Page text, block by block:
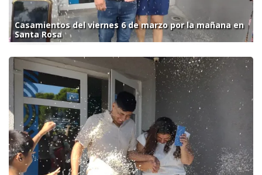
Casamientos del viernes 6 de marzo por la mañana en
Santa Rosa